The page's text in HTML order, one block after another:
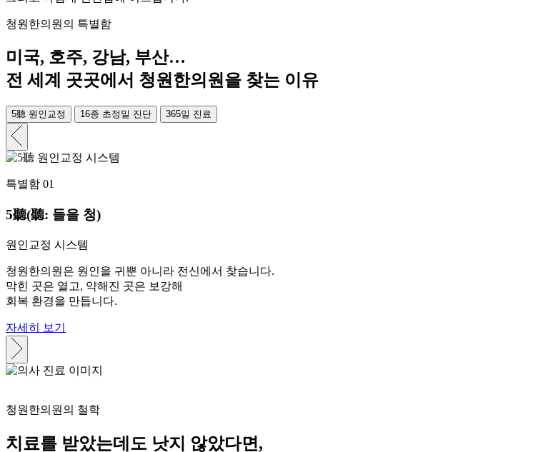
청원한의원의 특별함
미국, 호주, 강남, 부산…
전 세계 곳곳에서 청원한의원을 찾는 이유
5聽 원인교정 16종 초정밀 진단 365일 진료
특별함 01
5聽(聽: 들을 청)
원인교정 시스템
청원한의원은 원인을 귀뿐 아니라 전신에서 찾습니다.
막힌 곳은 열고, 약해진 곳은 보강해
회복 환경을 만듭니다.
자세히 보기
청원한의원의 철학
치료를 받았는데도 낫지 않았다면,